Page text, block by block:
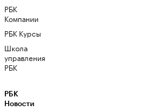
РБК
Компании
РБК Курсы
Школа
управления
РБК
РБК
Новости